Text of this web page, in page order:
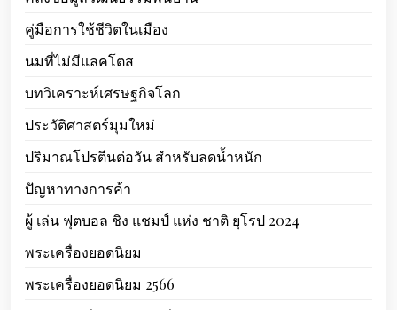
คู่มือการใช้ชีวิตในเมือง
นมที่ไม่มีแลคโตส
บทวิเคราะห์เศรษฐกิจโลก
ประวัติศาสตร์มุมใหม่
ปริมาณโปรตีนต่อวัน สำหรับลดน้ำหนัก
ปัญหาทางการค้า
ผู้ เล่น ฟุตบอล ชิง แชมป์ แห่ง ชาติ ยุโรป 2024
พระเครื่องยอดนิยม
พระเครื่องยอดนิยม 2566